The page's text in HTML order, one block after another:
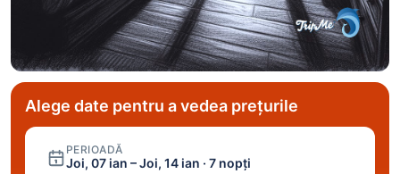
Alege date pentru a vedea prețurile
PERIOADĂ
Joi, 07 ian – Joi, 14 ian · 7 nopți